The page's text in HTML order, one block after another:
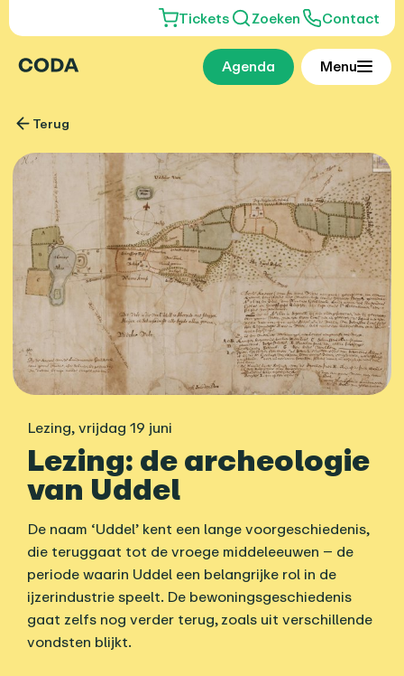
Tickets Zoeken Contact
Agenda Menu
Terug
Lezing,vrijdag 19 juni
Lezing: de archeologie
van Uddel
De naam ‘Uddel’ kent een lange voorgeschiedenis,
die teruggaat tot de vroege middeleeuwen – de
periode waarin Uddel een belangrijke rol in de
ijzerindustrie speelt. De bewoningsgeschiedenis
gaat zelfs nog verder terug, zoals uit verschillende
vondsten blijkt.